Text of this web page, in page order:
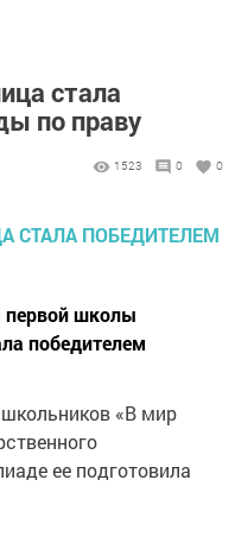
стала
по праву
1523 0 0
первой школы
победителем
«В мир
ее подготовила